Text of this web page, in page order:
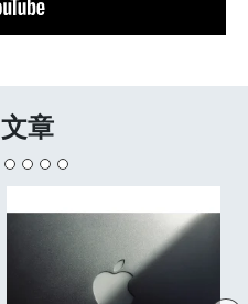
章